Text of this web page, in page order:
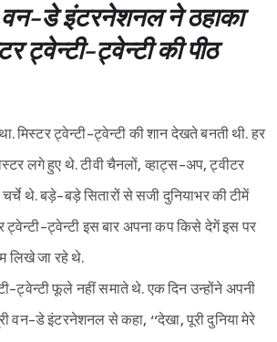
वन-डे इंटरनेशनल ने ठहाका
ट्वेन्टी-ट्वेन्टी की पीठ
मिस्टर ट्वेन्टी-ट्वेन्टी की शान देखते बनती थी. हर
लगे हुए थे. टीवी चैनलों, व्हाट्स-अप, ट्वीटर
थे. बड़े-बड़े सितारों से सजी दुनियाभर की टीमें
ट्वेन्टी-ट्वेन्टी इस बार अपना कप किसे देगें इस पर
लिखे जा रहे थे.
ट्वेन्टी फूले नहीं समाते थे. एक दिन उन्होंने अपनी
वन-डे इंटरनेशनल से कहा, ‘‘देखा, पूरी दुनिया मेरे